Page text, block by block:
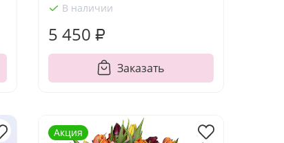
В наличии
5 450 ₽
Заказать
Акция